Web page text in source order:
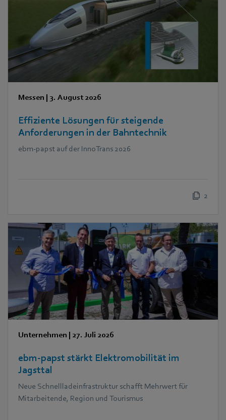
Messen | 3. August 2026
Effiziente Lösungen für steigende
Anforderungen in der Bahntechnik
ebm‑papst auf der InnoTrans 2026
2
Unternehmen | 27. Juli 2026
ebm‑papst stärkt Elektromobilität im
Jagsttal
Neue Schnellladeinfrastruktur schafft Mehrwert für
Mitarbeitende, Region und Tourismus